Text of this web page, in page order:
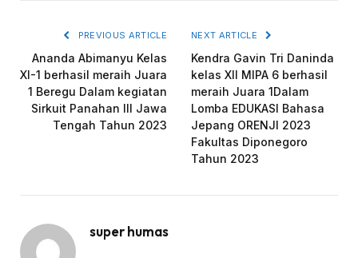
PREVIOUS ARTICLE
Ananda Abimanyu Kelas
XI-1 berhasil meraih Juara
1 Beregu Dalam kegiatan
Sirkuit Panahan III Jawa
Tengah Tahun 2023
NEXT ARTICLE
Kendra Gavin Tri Daninda
kelas XII MIPA 6 berhasil
meraih Juara 1Dalam
Lomba EDUKASI Bahasa
Jepang ORENJI 2023
Fakultas Diponegoro
Tahun 2023
super humas